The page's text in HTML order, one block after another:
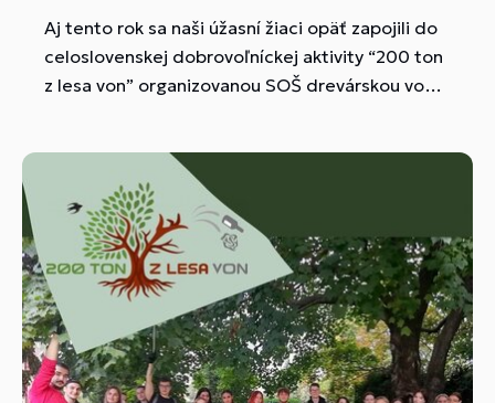
Aj tento rok sa naši úžasní žiaci opäť zapojili do
celoslovenskej dobrovoľníckej aktivity “200 ton
z lesa von” organizovanou SOŠ drevárskou vo